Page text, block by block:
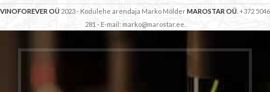
VINOFOREVER OÜ 2023 - Kodulehe arendaja Marko MölderMAROSTAR OÜ . +372 5046
281 - E-mail: marko@marostar.ee.